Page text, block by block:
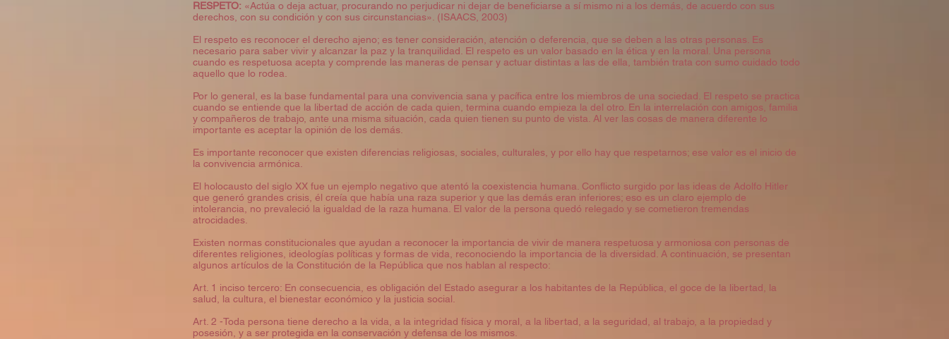
RESPETO: «Actúa o deja actuar, procurando no perjudicar ni dejar de beneficiarse a sí mismo ni a los demás, de acuerdo con sus
derechos, con su condición y con sus circunstancias». (ISAACS, 2003)
El respeto es reconocer el derecho ajeno; es tener consideración, atención o deferencia, que se deben a las otras personas. Es
necesario para saber vivir y alcanzar la paz y la tranquilidad. El respeto es un valor basado en la ética y en la moral. Una persona
cuando es respetuosa acepta y comprende las maneras de pensar y actuar distintas a las de ella, también trata con sumo cuidado todo
aquello que lo rodea.
Por lo general, es la base fundamental para una convivencia sana y pacífica entre los miembros de una sociedad. El respeto se practica
cuando se entiende que la libertad de acción de cada quien, termina cuando empieza la del otro. En la interrelación con amigos, familia
y compañeros de trabajo, ante una misma situación, cada quien tienen su punto de vista. Al ver las cosas de manera diferente lo
importante es aceptar la opinión de los demás.
Es importante reconocer que existen diferencias religiosas, sociales, culturales, y por ello hay que respetarnos; ese valor es el inicio de
la convivencia armónica.
El holocausto del siglo XX fue un ejemplo negativo que atentó la coexistencia humana. Conflicto surgido por las ideas de Adolfo Hitler
que generó grandes crisis, él creía que había una raza superior y que las demás eran inferiores; eso es un claro ejemplo de
intolerancia, no prevaleció la igualdad de la raza humana. El valor de la persona quedó relegado y se cometieron tremendas
atrocidades.
Existen normas constitucionales que ayudan a reconocer la importancia de vivir de manera respetuosa y armoniosa con personas de
diferentes religiones, ideologías políticas y formas de vida, reconociendo la importancia de la diversidad. A continuación, se presentan
algunos artículos de la Constitución de la República que nos hablan al respecto:
Art. 1 inciso tercero: En consecuencia, es obligación del Estado asegurar a los habitantes de la República, el goce de la libertad, la
salud, la cultura, el bienestar económico y la justicia social.
Art. 2 -Toda persona tiene derecho a la vida, a la integridad física y moral, a la libertad, a la seguridad, al trabajo, a la propiedad y
posesión, y a ser protegida en la conservación y defensa de los mismos.